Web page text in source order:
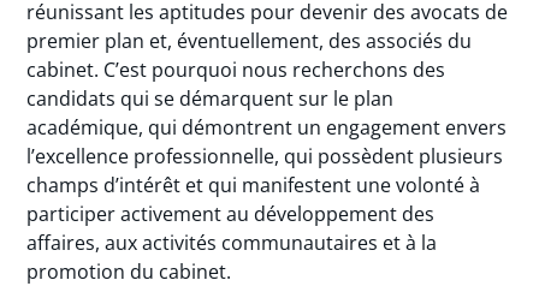
réunissant les aptitudes pour devenir des avocats de
premier plan et, éventuellement, des associés du
cabinet. C’est pourquoi nous recherchons des
candidats qui se démarquent sur le plan
académique, qui démontrent un engagement envers
l’excellence professionnelle, qui possèdent plusieurs
champs d’intérêt et qui manifestent une volonté à
participer activement au développement des
affaires, aux activités communautaires et à la
promotion du cabinet.